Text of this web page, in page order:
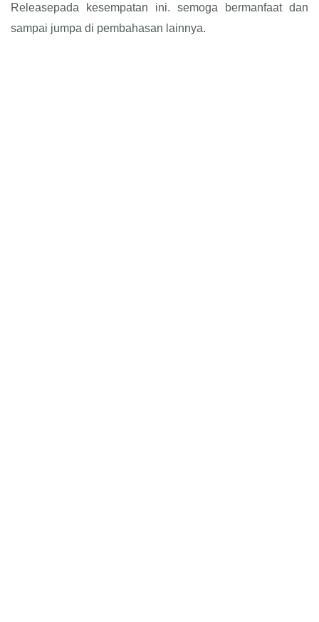
Releasepada kesempatan ini. semoga bermanfaat dan
sampai jumpa di pembahasan lainnya.